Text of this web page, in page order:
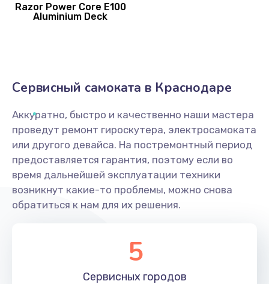
Razor Power Core E100
Aluminium Deck
Сервисный самоката в Краснодаре
Аккуратно, быстро и качественно наши мастера
проведут ремонт гироскутера, электросамоката
или другого девайса. На постремонтный период
предоставляется гарантия, поэтому если во
время дальнейшей эксплуатации техники
возникнут какие-то проблемы, можно снова
обратиться к нам для их решения.
5
Сервисных городов